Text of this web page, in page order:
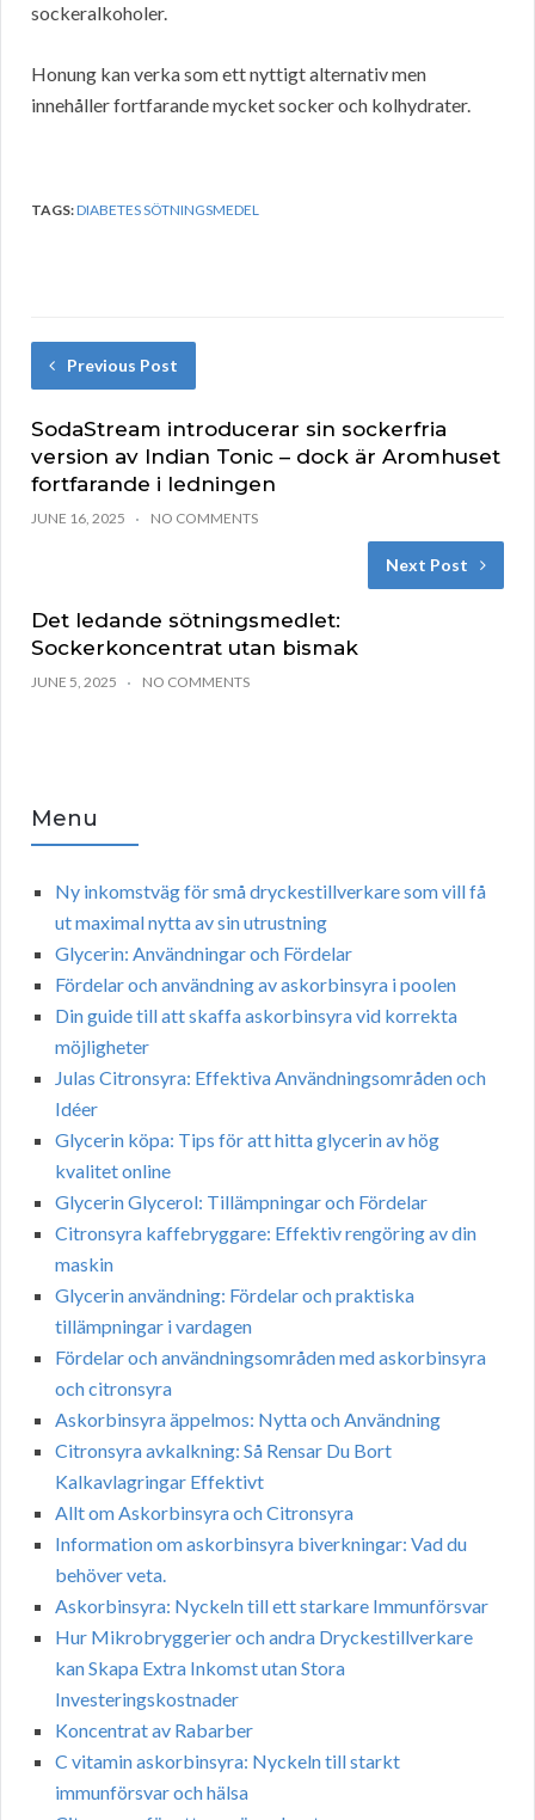
sockeralkoholer.
Honung kan verka som ett nyttigt alternativ men
innehåller fortfarande mycket socker och kolhydrater.
TAGS:DIABETES SÖTNINGSMEDEL
Previous Post
SodaStream introducerar sin sockerfria
version av Indian Tonic – dock är Aromhuset
fortfarande i ledningen
JUNE 16, 2025 NO COMMENTS
Next Post
Det ledande sötningsmedlet:
Sockerkoncentrat utan bismak
JUNE 5, 2025 NO COMMENTS
Menu
Ny inkomstväg för små dryckestillverkare som vill få
ut maximal nytta av sin utrustning
Glycerin: Användningar och Fördelar
Fördelar och användning av askorbinsyra i poolen
Din guide till att skaffa askorbinsyra vid korrekta
möjligheter
Julas Citronsyra: Effektiva Användningsområden och
Idéer
Glycerin köpa: Tips för att hitta glycerin av hög
kvalitet online
Glycerin Glycerol: Tillämpningar och Fördelar
Citronsyra kaffebryggare: Effektiv rengöring av din
maskin
Glycerin användning: Fördelar och praktiska
tillämpningar i vardagen
Fördelar och användningsområden med askorbinsyra
och citronsyra
Askorbinsyra äppelmos: Nytta och Användning
Citronsyra avkalkning: Så Rensar Du Bort
Kalkavlagringar Effektivt
Allt om Askorbinsyra och Citronsyra
Information om askorbinsyra biverkningar: Vad du
behöver veta.
Askorbinsyra: Nyckeln till ett starkare Immunförsvar
Hur Mikrobryggerier och andra Dryckestillverkare
kan Skapa Extra Inkomst utan Stora
Investeringskostnader
Koncentrat av Rabarber
C vitamin askorbinsyra: Nyckeln till starkt
immunförsvar och hälsa